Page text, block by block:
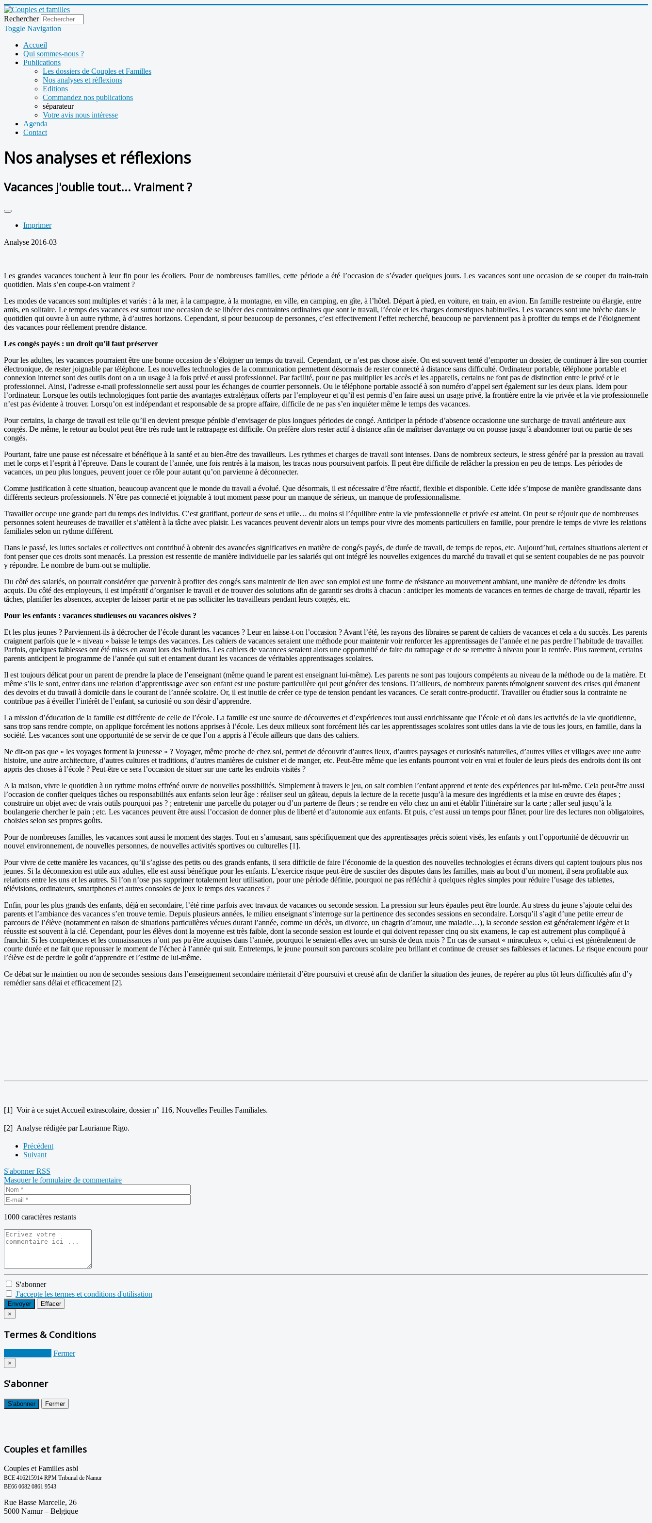
Rechercher
Toggle Navigation
Accueil
Qui sommes-nous ?
Publications
Les dossiers de Couples et Familles
Nos analyses et réflexions
Editions
Commandez nos publications
séparateur
Votre avis nous intéresse
Agenda
Contact
Nos analyses et réflexions
Vacances j'oublie tout... Vraiment ?
Imprimer
Analyse 2016-03
Les grandes vacances touchent à leur fin pour les écoliers. Pour de nombreuses familles, cette période a été l’occasion de s’évader quelques jours. Les vacances sont une occasion de se couper du train-train
quotidien. Mais s’en coupe-t-on vraiment ?
Les modes de vacances sont multiples et variés : à la mer, à la campagne, à la montagne, en ville, en camping, en gîte, à l’hôtel. Départ à pied, en voiture, en train, en avion. En famille restreinte ou élargie, entre
amis, en solitaire. Le temps des vacances est surtout une occasion de se libérer des contraintes ordinaires que sont le travail, l’école et les charges domestiques habituelles. Les vacances sont une brèche dans le
quotidien qui ouvre à un autre rythme, à d’autres horizons. Cependant, si pour beaucoup de personnes, c’est effectivement l’effet recherché, beaucoup ne parviennent pas à profiter du temps et de l’éloignement
des vacances pour réellement prendre distance.
Les congés payés : un droit qu’il faut préserver
Pour les adultes, les vacances pourraient être une bonne occasion de s’éloigner un temps du travail. Cependant, ce n’est pas chose aisée. On est souvent tenté d’emporter un dossier, de continuer à lire son courrier
électronique, de rester joignable par téléphone. Les nouvelles technologies de la communication permettent désormais de rester connecté à distance sans difficulté. Ordinateur portable, téléphone portable et
connexion internet sont des outils dont on a un usage à la fois privé et aussi professionnel. Par facilité, pour ne pas multiplier les accès et les appareils, certains ne font pas de distinction entre le privé et le
professionnel. Ainsi, l’adresse e-mail professionnelle sert aussi pour les échanges de courrier personnels. Ou le téléphone portable associé à son numéro d’appel sert également sur les deux plans. Idem pour
l’ordinateur. Lorsque les outils technologiques font partie des avantages extralégaux offerts par l’employeur et qu’il est permis d’en faire aussi un usage privé, la frontière entre la vie privée et la vie professionnelle
n’est pas évidente à trouver. Lorsqu’on est indépendant et responsable de sa propre affaire, difficile de ne pas s’en inquiéter même le temps des vacances.
Pour certains, la charge de travail est telle qu’il en devient presque pénible d’envisager de plus longues périodes de congé. Anticiper la période d’absence occasionne une surcharge de travail antérieure aux
congés. De même, le retour au boulot peut être très rude tant le rattrapage est difficile. On préfère alors rester actif à distance afin de maîtriser davantage ou on pousse jusqu’à abandonner tout ou partie de ses
congés.
Pourtant, faire une pause est nécessaire et bénéfique à la santé et au bien-être des travailleurs. Les rythmes et charges de travail sont intenses. Dans de nombreux secteurs, le stress généré par la pression au travail
met le corps et l’esprit à l’épreuve. Dans le courant de l’année, une fois rentrés à la maison, les tracas nous poursuivent parfois. Il peut être difficile de relâcher la pression en peu de temps. Les périodes de
vacances, un peu plus longues, peuvent jouer ce rôle pour autant qu’on parvienne à déconnecter.
Comme justification à cette situation, beaucoup avancent que le monde du travail a évolué. Que désormais, il est nécessaire d’être réactif, flexible et disponible. Cette idée s’impose de manière grandissante dans
différents secteurs professionnels. N’être pas connecté et joignable à tout moment passe pour un manque de sérieux, un manque de professionnalisme.
Travailler occupe une grande part du temps des individus. C’est gratifiant, porteur de sens et utile… du moins si l’équilibre entre la vie professionnelle et privée est atteint. On peut se réjouir que de nombreuses
personnes soient heureuses de travailler et s’attèlent à la tâche avec plaisir. Les vacances peuvent devenir alors un temps pour vivre des moments particuliers en famille, pour prendre le temps de vivre les relations
familiales selon un rythme différent.
Dans le passé, les luttes sociales et collectives ont contribué à obtenir des avancées significatives en matière de congés payés, de durée de travail, de temps de repos, etc. Aujourd’hui, certaines situations alertent et
font penser que ces droits sont menacés. La pression est ressentie de manière individuelle par les salariés qui ont intégré les nouvelles exigences du marché du travail et qui se sentent coupables de ne pas pouvoir
y répondre. Le nombre de burn-out se multiplie.
Du côté des salariés, on pourrait considérer que parvenir à profiter des congés sans maintenir de lien avec son emploi est une forme de résistance au mouvement ambiant, une manière de défendre les droits
acquis. Du côté des employeurs, il est impératif d’organiser le travail et de trouver des solutions afin de garantir ses droits à chacun : anticiper les moments de vacances en termes de charge de travail, répartir les
tâches, planifier les absences, accepter de laisser partir et ne pas solliciter les travailleurs pendant leurs congés, etc.
Pour les enfants : vacances studieuses ou vacances oisives ?
Et les plus jeunes ? Parviennent-ils à décrocher de l’école durant les vacances ? Leur en laisse-t-on l’occasion ? Avant l’été, les rayons des libraires se parent de cahiers de vacances et cela a du succès. Les parents
craignent parfois que le « niveau » baisse le temps des vacances. Les cahiers de vacances seraient une méthode pour maintenir voir renforcer les apprentissages de l’année et ne pas perdre l’habitude de travailler.
Parfois, quelques faiblesses ont été mises en avant lors des bulletins. Les cahiers de vacances seraient alors une opportunité de faire du rattrapage et de se remettre à niveau pour la rentrée. Plus rarement, certains
parents anticipent le programme de l’année qui suit et entament durant les vacances de véritables apprentissages scolaires.
Il est toujours délicat pour un parent de prendre la place de l’enseignant (même quand le parent est enseignant lui-même). Les parents ne sont pas toujours compétents au niveau de la méthode ou de la matière. Et
même s’ils le sont, entrer dans une relation d’apprentissage avec son enfant est une posture particulière qui peut générer des tensions. D’ailleurs, de nombreux parents témoignent souvent des crises qui émanent
des devoirs et du travail à domicile dans le courant de l’année scolaire. Or, il est inutile de créer ce type de tension pendant les vacances. Ce serait contre-productif. Travailler ou étudier sous la contrainte ne
contribue pas à éveiller l’intérêt de l’enfant, sa curiosité ou son désir d’apprendre.
La mission d’éducation de la famille est différente de celle de l’école. La famille est une source de découvertes et d’expériences tout aussi enrichissante que l’école et où dans les activités de la vie quotidienne,
sans trop sans rendre compte, on applique forcément les notions apprises à l’école. Les deux milieux sont forcément liés car les apprentissages scolaires sont utiles dans la vie de tous les jours, en famille, dans la
société. Les vacances sont une opportunité de se servir de ce que l’on a appris à l’école ailleurs que dans des cahiers.
Ne dit-on pas que « les voyages forment la jeunesse » ? Voyager, même proche de chez soi, permet de découvrir d’autres lieux, d’autres paysages et curiosités naturelles, d’autres villes et villages avec une autre
histoire, une autre architecture, d’autres cultures et traditions, d’autres manières de cuisiner et de manger, etc. Peut-être même que les enfants pourront voir en vrai et fouler de leurs pieds des endroits dont ils ont
appris des choses à l’école ? Peut-être ce sera l’occasion de situer sur une carte les endroits visités ?
A la maison, vivre le quotidien à un rythme moins effréné ouvre de nouvelles possibilités. Simplement à travers le jeu, on sait combien l’enfant apprend et tente des expériences par lui-même. Cela peut-être aussi
l’occasion de confier quelques tâches ou responsabilités aux enfants selon leur âge : réaliser seul un gâteau, depuis la lecture de la recette jusqu’à la mesure des ingrédients et la mise en œuvre des étapes ;
construire un objet avec de vrais outils pourquoi pas ? ; entretenir une parcelle du potager ou d’un parterre de fleurs ; se rendre en vélo chez un ami et établir l’itinéraire sur la carte ; aller seul jusqu’à la
boulangerie chercher le pain ; etc. Les vacances peuvent être aussi l’occasion de donner plus de liberté et d’autonomie aux enfants. Et puis, c’est aussi un temps pour flâner, pour lire des lectures non obligatoires,
choisies selon ses propres goûts.
Pour de nombreuses familles, les vacances sont aussi le moment des stages. Tout en s’amusant, sans spécifiquement que des apprentissages précis soient visés, les enfants y ont l’opportunité de découvrir un
nouvel environnement, de nouvelles personnes, de nouvelles activités sportives ou culturelles [1].
Pour vivre de cette manière les vacances, qu’il s’agisse des petits ou des grands enfants, il sera difficile de faire l’économie de la question des nouvelles technologies et écrans divers qui captent toujours plus nos
jeunes. Si la déconnexion est utile aux adultes, elle est aussi bénéfique pour les enfants. L’exercice risque peut-être de susciter des disputes dans les familles, mais au bout d’un moment, il sera profitable aux
relations entre les uns et les autres. Si l’on n’ose pas supprimer totalement leur utilisation, pour une période définie, pourquoi ne pas réfléchir à quelques règles simples pour réduire l’usage des tablettes,
télévisions, ordinateurs, smartphones et autres consoles de jeux le temps des vacances ?
Enfin, pour les plus grands des enfants, déjà en secondaire, l’été rime parfois avec travaux de vacances ou seconde session. La pression sur leurs épaules peut être lourde. Au stress du jeune s’ajoute celui des
parents et l’ambiance des vacances s’en trouve ternie. Depuis plusieurs années, le milieu enseignant s’interroge sur la pertinence des secondes sessions en secondaire. Lorsqu’il s’agit d’une petite erreur de
parcours de l’élève (notamment en raison de situations particulières vécues durant l’année, comme un décès, un divorce, un chagrin d’amour, une maladie…), la seconde session est généralement légère et la
réussite est souvent à la clé. Cependant, pour les élèves dont la moyenne est très faible, dont la seconde session est lourde et qui doivent repasser cinq ou six examens, le cap est autrement plus compliqué à
franchir. Si les compétences et les connaissances n’ont pas pu être acquises dans l’année, pourquoi le seraient-elles avec un sursis de deux mois ? En cas de sursaut « miraculeux », celui-ci est généralement de
courte durée et ne fait que repousser le moment de l’échec à l’année qui suit. Entretemps, le jeune poursuit son parcours scolaire peu brillant et continue de creuser ses faiblesses et lacunes. Le risque encouru pour
l’élève est de perdre le goût d’apprendre et l’estime de lui-même.
Ce débat sur le maintien ou non de secondes sessions dans l’enseignement secondaire mériterait d’être poursuivi et creusé afin de clarifier la situation des jeunes, de repérer au plus tôt leurs difficultés afin d’y
remédier sans délai et efficacement [2].
[1] Voir à ce sujet Accueil extrascolaire, dossier n° 116, Nouvelles Feuilles Familiales.
[2] Analyse rédigée par Laurianne Rigo.
Précédent
Suivant
S'abonnerRSS
Masquer le formulaire de commentaire
1000 caractères restants
S'abonner
J'accepte les termes et conditions d'utilisation
Envoyer
Effacer
×
Termes & Conditions
Fermer
×
S'abonner
S'abonner Fermer
Couples et familles
Couples et Familles asbl
BCE 416215914 RPM Tribunal de Namur
BE66 0682 0861 9543
Rue Basse Marcelle, 26
5000 Namur – Belgique